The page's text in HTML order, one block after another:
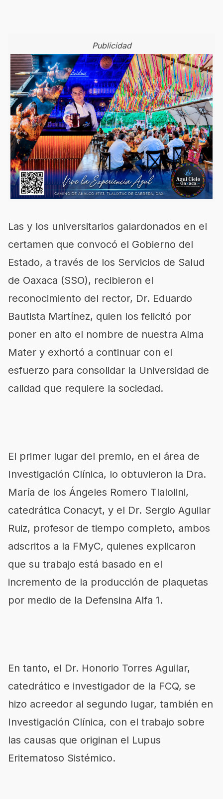
Publicidad
Las y los universitarios galardonados en el
certamen que convocó el Gobierno del
Estado, a través de los Servicios de Salud
de Oaxaca (SSO), recibieron el
reconocimiento del rector, Dr. Eduardo
Bautista Martínez, quien los felicitó por
poner en alto el nombre de nuestra Alma
Mater y exhortó a continuar con el
esfuerzo para consolidar la Universidad de
calidad que requiere la sociedad.
El primer lugar del premio, en el área de
Investigación Clínica, lo obtuvieron la Dra.
María de los Ángeles Romero Tlalolini,
catedrática Conacyt, y el Dr. Sergio Aguilar
Ruiz, profesor de tiempo completo, ambos
adscritos a la FMyC, quienes explicaron
que su trabajo está basado en el
incremento de la producción de plaquetas
por medio de la Defensina Alfa 1.
En tanto, el Dr. Honorio Torres Aguilar,
catedrático e investigador de la FCQ, se
hizo acreedor al segundo lugar, también en
Investigación Clínica, con el trabajo sobre
las causas que originan el Lupus
Eritematoso Sistémico.